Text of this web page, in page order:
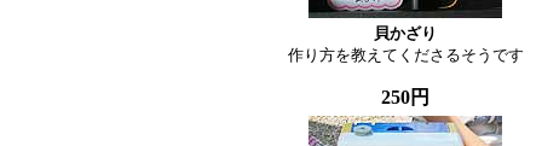
貝かざり
作り方を教えてくださるそうです
250円